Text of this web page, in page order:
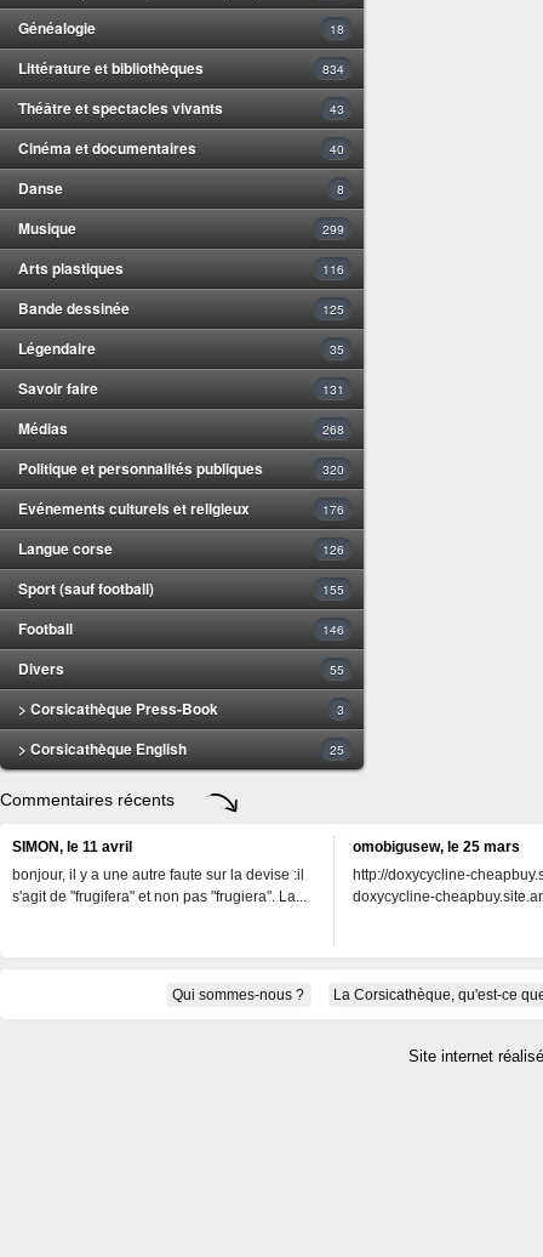
Généalogie 18
Littérature et bibliothèques 834
Théâtre et spectacles vivants 43
Cinéma et documentaires 40
Danse 8
Musique 299
Arts plastiques 116
Bande dessinée 125
Légendaire 35
Savoir faire 131
Médias 268
Politique et personnalités publiques 320
Evénements culturels et religieux 176
Langue corse 126
Sport (sauf football) 155
Football 146
Divers 55
> Corsicathèque Press-Book 3
> Corsicathèque English 25
Commentaires récents
SIMON, le 11 avril
bonjour, il y a une autre faute sur la devise :il
s'agit de "frugifera" et non pas "frugiera". La...
omobigusew, le 25 mars
http://doxycycline-
doxycycline-
Qui sommes-nous ? La Corsicathèque, qu'est-ce
Site internet